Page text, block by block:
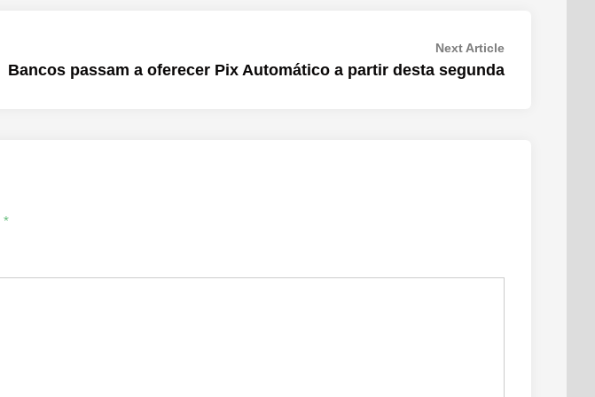
Next ArticleNext
Bancos passam a oferecer Pix Automático a partir desta segunda
*